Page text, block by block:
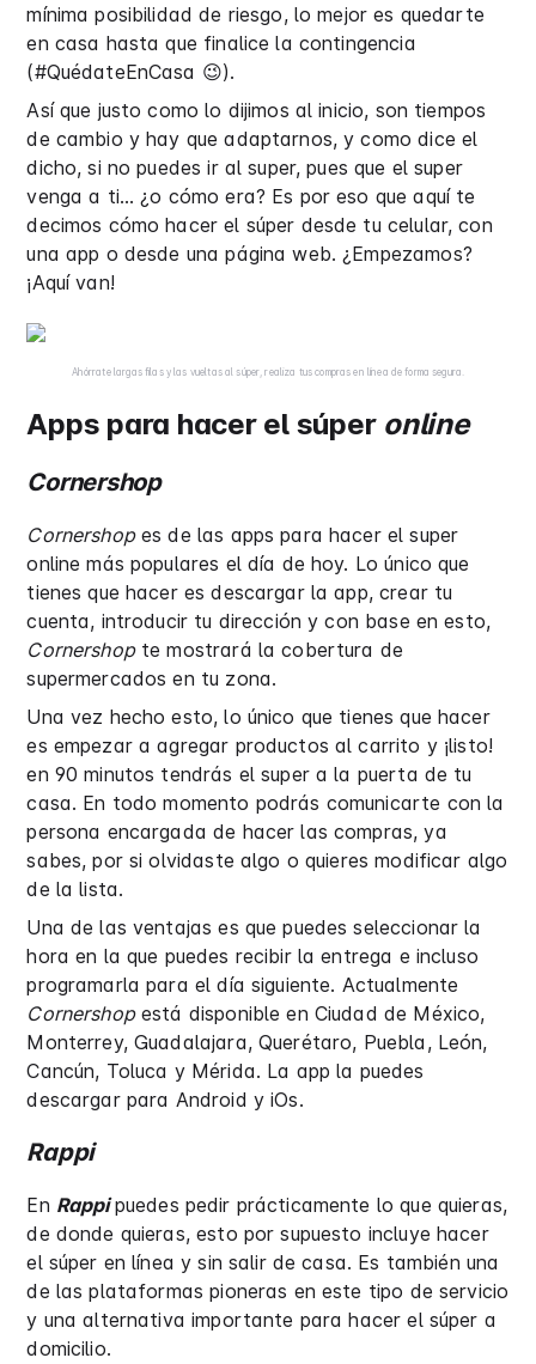
mínima posibilidad de riesgo, lo mejor es quedarte
en casa hasta que finalice la contingencia
(#QuédateEnCasa 😉).
Así que justo como lo dijimos al inicio, son tiempos
de cambio y hay que adaptarnos, y como dice el
dicho, si no puedes ir al super, pues que el super
venga a ti… ¿o cómo era? Es por eso que aquí te
decimos cómo hacer el súper desde tu celular, con
una app o desde una página web. ¿Empezamos?
¡Aquí van!
Ahórrate largas filas y las vueltas al súper, realiza tus compras en línea de forma segura.
Apps para hacer el súper online
Cornershop
Cornershopes de las apps para hacer el super
online más populares el día de hoy. Lo único que
tienes que hacer es descargar la app, crear tu
cuenta, introducir tu dirección y con base en esto,
Cornershopte mostrará la cobertura de
supermercados en tu zona.
Una vez hecho esto, lo único que tienes que hacer
es empezar a agregar productos al carrito y ¡listo!
en 90 minutos tendrás el super a la puerta de tu
casa. En todo momento podrás comunicarte con la
persona encargada de hacer las compras, ya
sabes, por si olvidaste algo o quieres modificar algo
de la lista.
Una de las ventajas es que puedes seleccionar la
hora en la que puedes recibir la entrega e incluso
programarla para el día siguiente. Actualmente
Cornershopestá disponible en Ciudad de México,
Monterrey, Guadalajara, Querétaro, Puebla, León,
Cancún, Toluca y Mérida. La app la puedes
descargar para Android y iOs.
Rappi
En Rappi puedes pedir prácticamente lo que quieras,
de donde quieras, esto por supuesto incluye hacer
el súper en línea y sin salir de casa. Es también una
de las plataformas pioneras en este tipo de servicio
y una alternativa importante para hacer el súper a
domicilio.